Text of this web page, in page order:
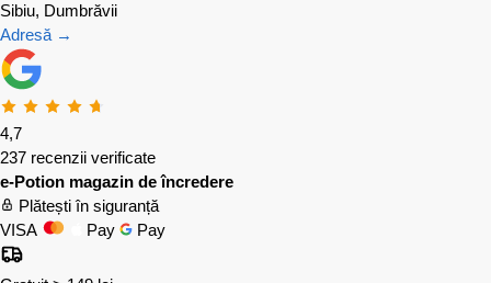
Sibiu, Dumbrăvii
Adresă →
4,7
237 recenzii verificate
e-Potion magazin de încredere
Plătești în siguranță
VISA
Pay Pay